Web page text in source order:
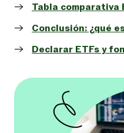
Tabla comparativa
Conclusión: ¿qué
Declarar ETFs y